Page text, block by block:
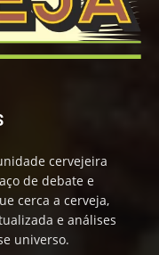
cervejeira
de debate e
cerca a cerveja,
e análises
universo.